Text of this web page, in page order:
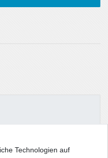
Technologien auf